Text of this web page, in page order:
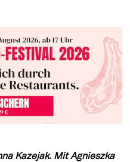
Kazejak. Mit Agnieszka